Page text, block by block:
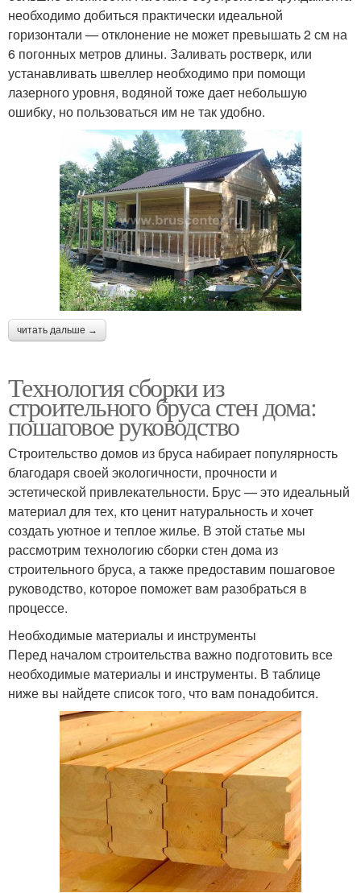
необходимо добиться практически идеальной
горизонтали — отклонение не может превышать 2 см на
6 погонных метров длины. Заливать ростверк, или
устанавливать швеллер необходимо при помощи
лазерного уровня, водяной тоже дает небольшую
ошибку, но пользоваться им не так удобно.
читать дальше →
Технология сборки из
строительного бруса стен дома:
пошаговое руководство
Строительство домов из бруса набирает популярность
благодаря своей экологичности, прочности и
эстетической привлекательности. Брус — это идеальный
материал для тех, кто ценит натуральность и хочет
создать уютное и теплое жилье. В этой статье мы
рассмотрим технологию сборки стен дома из
строительного бруса, а также предоставим пошаговое
руководство, которое поможет вам разобраться в
процессе.
Необходимые материалы и инструменты
Перед началом строительства важно подготовить все
необходимые материалы и инструменты. В таблице
ниже вы найдете список того, что вам понадобится.